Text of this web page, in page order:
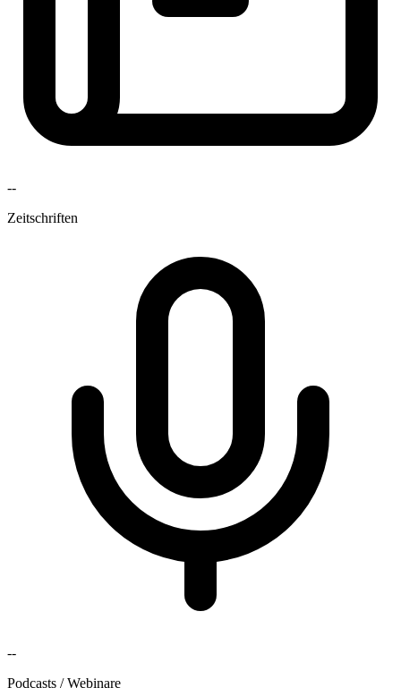
--
Zeitschriften
--
Podcasts / Webinare